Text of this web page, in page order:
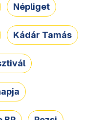
Népliget
Kádár Tamás